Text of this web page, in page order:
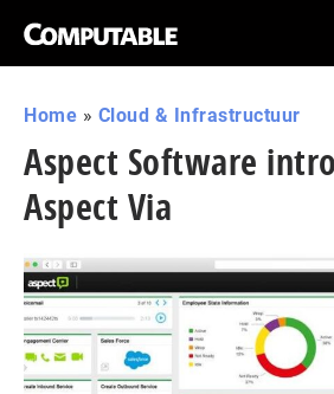
Home » Cloud & Infrastructuur
Aspect Software
Aspect Via